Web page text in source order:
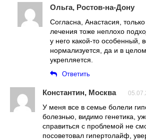
Ольга, Ростов-на-Дону
Согласна, Анастасия,
лечения тоже неплохо
у него какой-то особенный,
нормализуется, да и в
укрепляется.
Ответить
Константин, Москва
У меня все в семье болели
болезнью, видимо генетика,
справиться с проблемой не
посоветовал гипертолайф,